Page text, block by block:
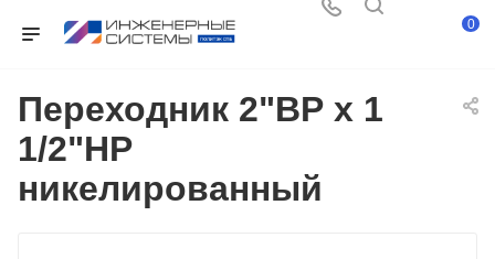
0
Переходник 2"ВР x 1
1/2"НР
никелированный